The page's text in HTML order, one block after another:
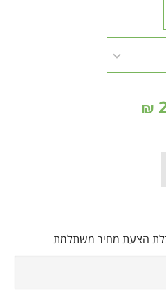
₪
הצעת מחיר משתלמת